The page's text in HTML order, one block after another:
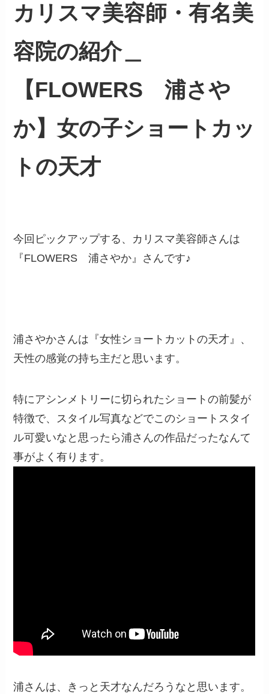
カリスマ美容師・有名美
容院の紹介＿
【FLOWERS 浦さや
か】女の子ショートカッ
トの天才
今回ピックアップする、カリスマ美容師さんは
『FLOWERS 浦さやか』さんです♪
浦さやかさんは『女性ショートカットの天才』、
天性の感覚の持ち主だと思います。
特にアシンメトリーに切られたショートの前髪が
特徴で、スタイル写真などでこのショートスタイ
ル可愛いなと思ったら浦さんの作品だったなんて
事がよく有ります。
浦さんは、きっと天才なんだろうなと思います。